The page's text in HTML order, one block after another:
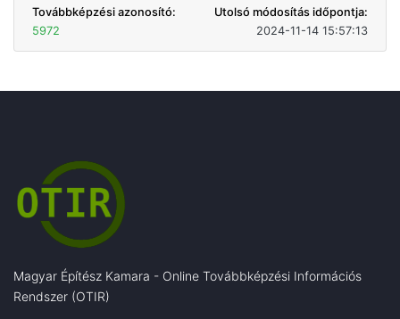
Továbbképzési azonosító:
5972
Utolsó módosítás időpontja:
2024-11-14 15:57:13
Magyar Építész Kamara - Online Továbbképzési Információs
Rendszer (OTIR)